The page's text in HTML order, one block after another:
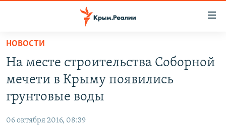
Вернуться
основному
содержанию
главной
навигации11 ЛЕТ ОККУПАЦИИ КРЫМА. 11 ИСТОРИЙ СОПРОТИВЛЕНИЯ
ЕЩЕ
НОВОСТИ
На месте строительства Соборной
мечети в Крыму появились
грунтовые воды
06 октября 2016, 08:39